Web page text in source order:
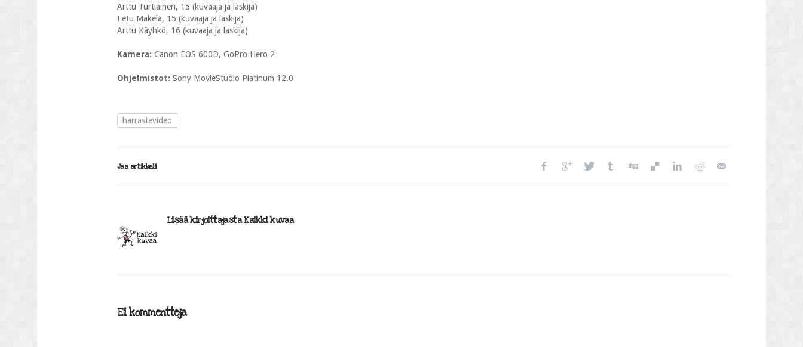
Arttu Turtiainen, 15 (kuvaaja ja laskija)
Eetu Mäkelä, 15 (kuvaaja ja laskija)
Arttu Käyhkö, 16 (kuvaaja ja laskija)
Kamera: Canon EOS 600D, GoPro Hero 2
Ohjelmistot: Sony MovieStudio Platinum 12.0
harrastevideo
Jaa artikkeli
Lisää kirjoittajasta Kaikki kuvaa
Ei kommentteja